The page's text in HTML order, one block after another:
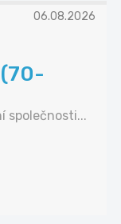
06.08.2026
(70-
společnosti...